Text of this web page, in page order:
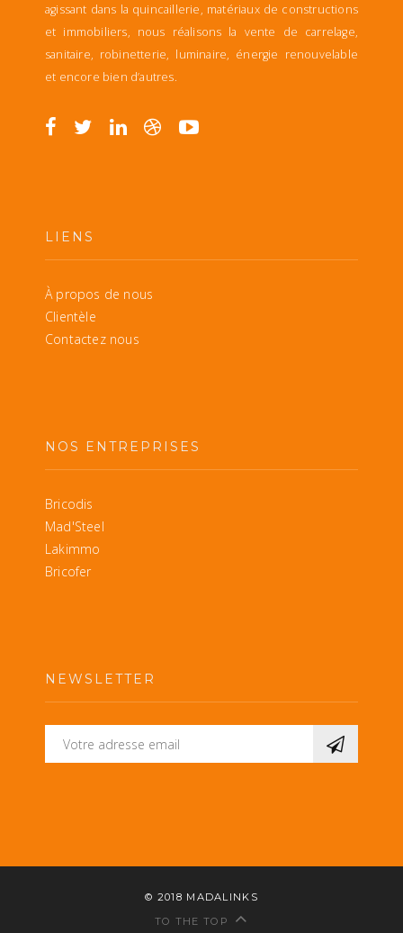
agissant dans la quincaillerie, matériaux de constructions
et immobiliers, nous réalisons la vente de carrelage,
sanitaire, robinetterie, luminaire, énergie renouvelable
et encore bien d’autres.
LIENS
À propos de nous
Clientèle
Contactez nous
NOS ENTREPRISES
Bricodis
Mad'Steel
Lakimmo
Bricofer
NEWSLETTER
© 2018 MADALINKS
TO THE TOP